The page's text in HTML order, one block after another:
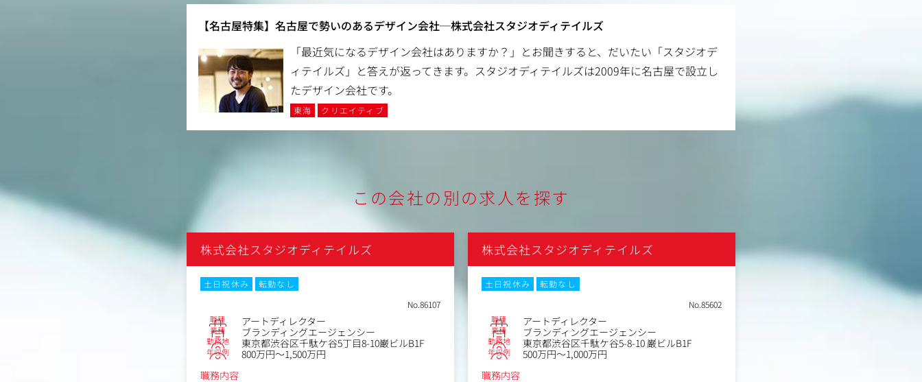
【名古屋特集】名古屋で勢いのあるデザイン会社─株式会社スタジオディテイルズ
「最近気になるデザイン会社はありますか？」とお聞きすると、だいたい「スタジオデ
ィテイルズ」と答えが返ってきます。スタジオディテイルズは2009年に名古屋で設立し
たデザイン会社です。
東海 クリエイティブ
この会社の別の求人を探す
株式会社スタジオディテイルズ
土日祝休み
転勤なし
No.86107
職種 アートディレクター
業種 ブランディングエージェンシー
勤務地 東京都渋谷区千駄ケ谷5丁目8-10巌ビルB1F
年収例
800万円～1,500万円
職務内容
株式会社スタジオディテイルズ
土日祝休み
転勤なし
No.85602
職種 アートディレクター
業種 ブランディングエージェンシー
勤務地 東京都渋谷区千駄ケ谷5-8-10 巌ビルB1F
年収例
500万円～1,000万円
職務内容
株式会社スタジオディテイ